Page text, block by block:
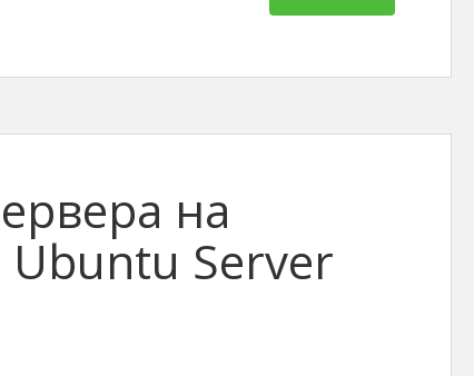
на
Ubuntu Server